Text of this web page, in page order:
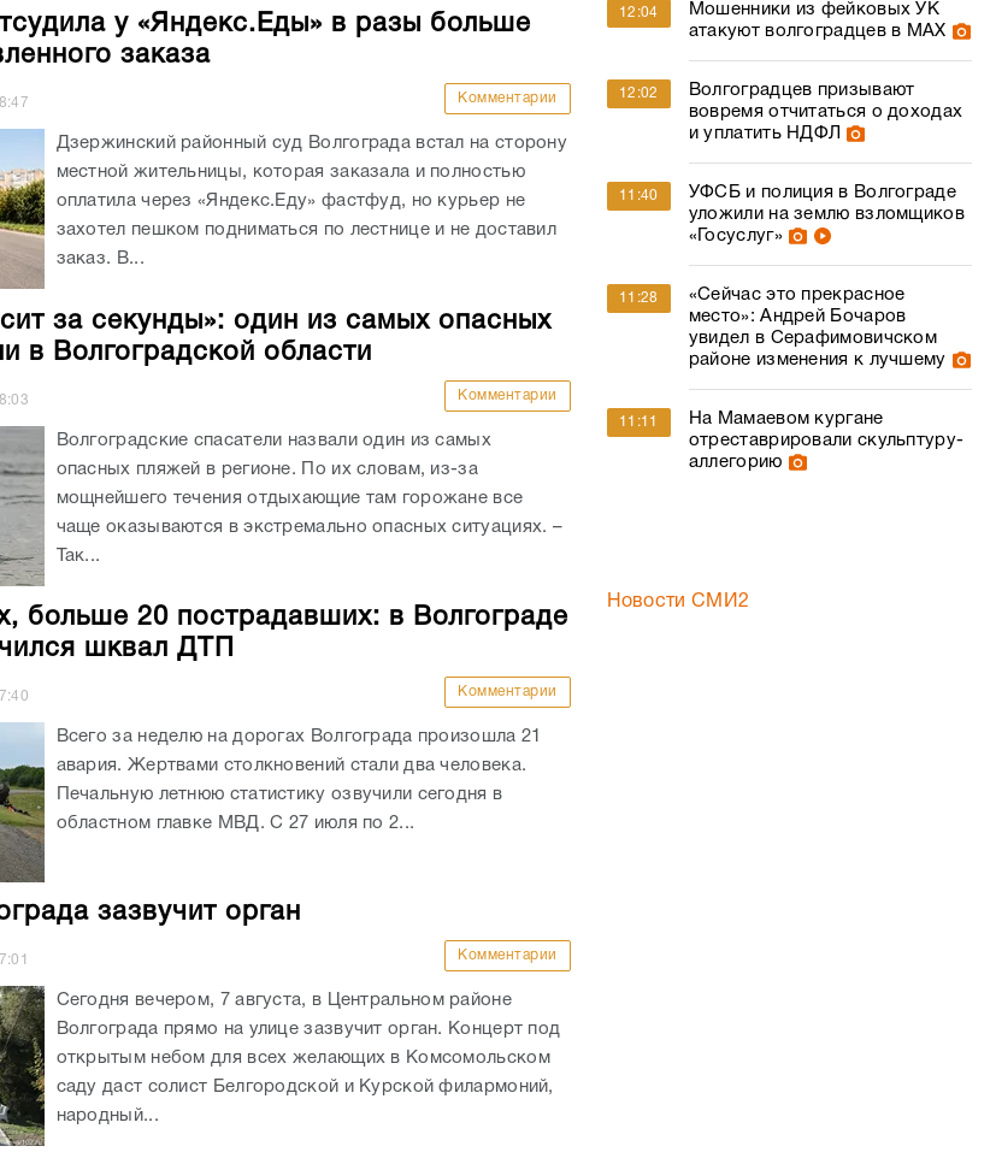
у «Яндекс.Еды» в разы больше
заказа
Комментарии
Дзержинский районный суд Волгограда встал на сторону
местной жительницы, которая заказала и полностью
оплатила через «Яндекс.Еду» фастфуд, но курьер не
захотел пешком подниматься по лестнице и не доставил
заказ. В...
за секунды»: один из самых опасных
в Волгоградской области
Комментарии
Волгоградские спасатели назвали один из самых
опасных пляжей в регионе. По их словам, из-за
мощнейшего течения отдыхающие там горожане все
чаще оказываются в экстремально опасных ситуациях. –
Так...
больше 20 пострадавших: в Волгограде
шквал ДТП
Комментарии
Всего за неделю на дорогах Волгограда произошла 21
авария. Жертвами столкновений стали два человека.
Печальную летнюю статистику озвучили сегодня в
областном главке МВД. С 27 июля по 2...
зазвучит орган
Комментарии
Сегодня вечером, 7 августа, в Центральном районе
Волгограда прямо на улице зазвучит орган. Концерт под
открытым небом для всех желающих в Комсомольском
саду даст солист Белгородской и Курской филармоний,
народный...
12:04
Мошенники из фейковых УК
атакуют волгоградцев в МАХ
12:02
Волгоградцев призывают
вовремя отчитаться о доходах
и уплатить НДФЛ
11:40
УФСБ и полиция в Волгограде
уложили на землю взломщиков
«Госуслуг»
11:28
«Сейчас это прекрасное
место»: Андрей Бочаров
увидел в Серафимовичском
районе изменения к лучшему
11:11
На Мамаевом кургане
отреставрировали скульптуру-
аллегорию
Новости СМИ2